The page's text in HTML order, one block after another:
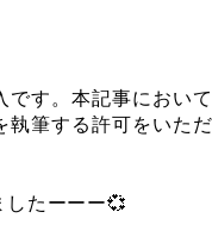
です。本記事におい
筆する許可をいた
たーーー💞